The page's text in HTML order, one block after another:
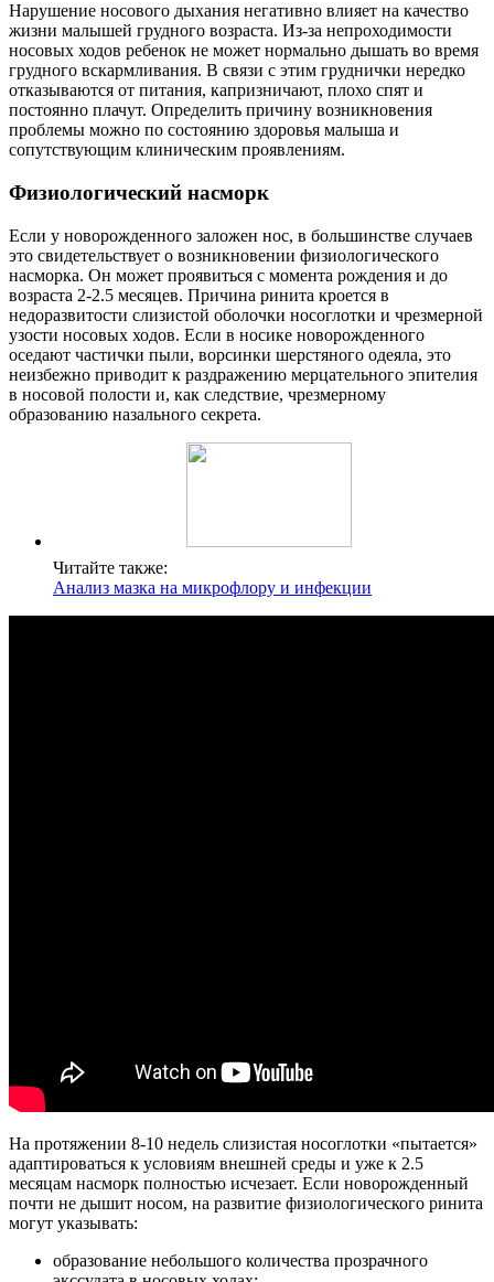
Нарушение носового дыхания негативно влияет на качество
жизни малышей грудного возраста. Из-за непроходимости
носовых ходов ребенок не может нормально дышать во время
грудного вскармливания. В связи с этим груднички нередко
отказываются от питания, капризничают, плохо спят и
постоянно плачут. Определить причину возникновения
проблемы можно по состоянию здоровья малыша и
сопутствующим клиническим проявлениям.
Физиологический насморк
Если у новорожденного заложен нос, в большинстве случаев
это свидетельствует о возникновении физиологического
насморка. Он может проявиться с момента рождения и до
возраста 2-2.5 месяцев. Причина ринита кроется в
недоразвитости слизистой оболочки носоглотки и чрезмерной
узости носовых ходов. Если в носике новорожденного
оседают частички пыли, ворсинки шерстяного одеяла, это
неизбежно приводит к раздражению мерцательного эпителия
в носовой полости и, как следствие, чрезмерному
образованию назального секрета.
Читайте также:
Анализ мазка на микрофлору и инфекции
На протяжении 8-10 недель слизистая носоглотки «пытается»
адаптироваться к условиям внешней среды и уже к 2.5
месяцам насморк полностью исчезает. Если новорожденный
почти не дышит носом, на развитие физиологического ринита
могут указывать:
образование небольшого количества прозрачного